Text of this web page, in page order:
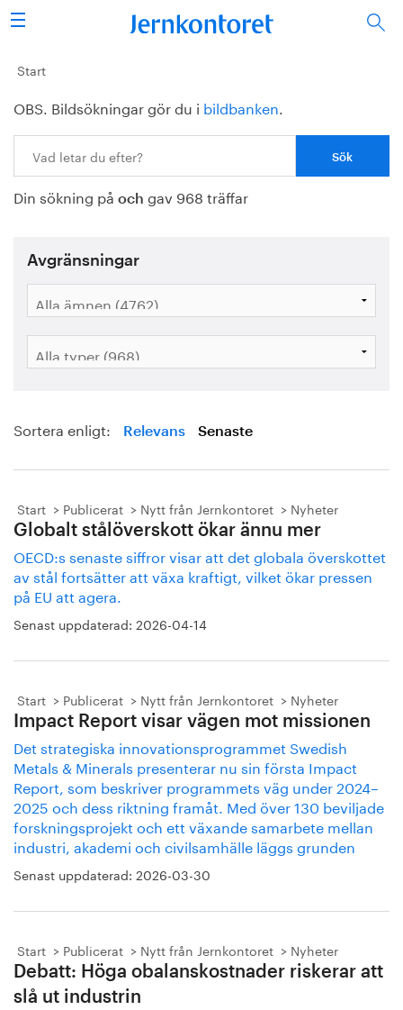
Sök
Stålindustrin
Vision 2050
Forskning/utbildning
Energi/miljö
Vi tycker
Bildbank
Start
OBS. Bildsökningar gör du i bildbanken.
Din sökning på och gav 968 träffar
Avgränsningar
Sortera enligt: Relevans Senaste
Start Publicerat Nytt från Jernkontoret Nyheter
Globalt stålöverskott ökar ännu mer
OECD:s senaste siffror visar att det globala överskottet
av stål fortsätter att växa kraftigt, vilket ökar pressen
på EU att agera.
Senast uppdaterad: 2026-04-14
Start Publicerat Nytt från Jernkontoret Nyheter
Impact Report visar vägen mot missionen
Det strategiska innovationsprogrammet Swedish
Metals & Minerals presenterar nu sin första Impact
Report, som beskriver programmets väg under 2024–
2025 och dess riktning framåt. Med över 130 beviljade
forskningsprojekt och ett växande samarbete mellan
industri, akademi och civilsamhälle läggs grunden
Senast uppdaterad: 2026-03-30
Start Publicerat Nytt från Jernkontoret Nyheter
Debatt: Höga obalanskostnader riskerar att
slå ut industrin